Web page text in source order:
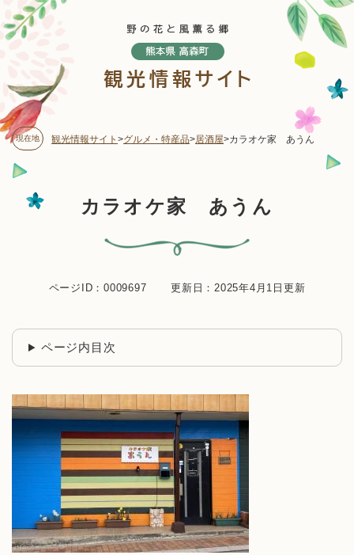
ー
ジ
頭
す
。 現在地 観光情報サイト >グルメ・特産品>居酒屋>カラオケ家 あうん
カラオケ家 あうん
ページID：0009697 更新日：2025年4月1日更新
ページ内目次